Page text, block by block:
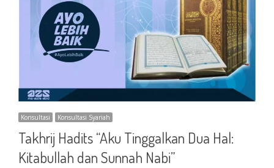
Konsultasi Konsultasi Syariah
Takhrij Hadits “Aku Tinggalkan Dua Hal:
Kitabullah dan Sunnah Nabi”